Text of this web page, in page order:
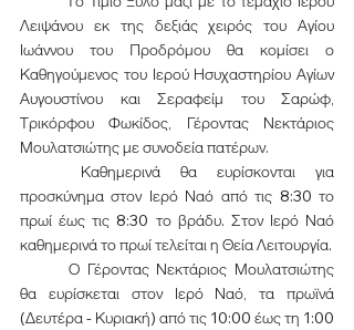
Λειψάνου εκ της δεξιάς χειρός του Αγίου
Ιωάννου του Προδρόμου θα κομίσει ο
Καθηγούμενος του Ιερού Ησυχαστηρίου Αγίων
Αυγουστίνου και Σεραφείμ του Σαρώφ,
Τρικόρφου Φωκίδος, Γέροντας Νεκτάριος
Μουλατσιώτης με συνοδεία πατέρων.
προσκύνημα στον Ιερό Ναό από τις 8:30 το
πρωί έως τις 8:30 το βράδυ. Στον Ιερό Ναό
καθημερινά το πρωί τελείται η Θεία Λειτουργία.
θα ευρίσκεται στον Ιερό Ναό, τα πρωϊνά
(Δευτέρα - Κυριακή) από τις 10:00 έως τη 1:00